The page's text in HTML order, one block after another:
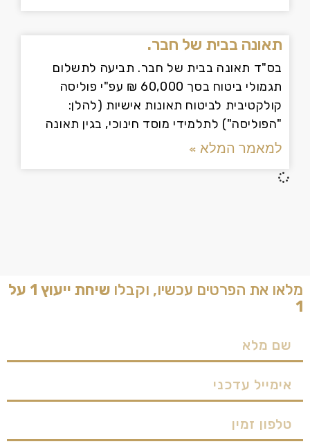
תאונה בבית של חבר.
בס"ד תאונה בבית של חבר. תביעה לתשלום
תגמולי ביטוח בסך 60,000 ₪ עפ"י פוליסה
קולקטיבית לביטוח תאונות אישיות (להלן:
"הפוליסה") לתלמידי מוסד חינוכי, בגין תאונה
למאמר המלא »
מלאו את הפרטים עכשיו, וקבלו
שיחת ייעוץ 1 על
1